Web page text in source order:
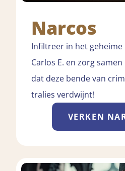
Narcos
Infiltreer in het
Carlos E. en zorg
dat deze bende van
tralies verdwijnt!
VERKEN